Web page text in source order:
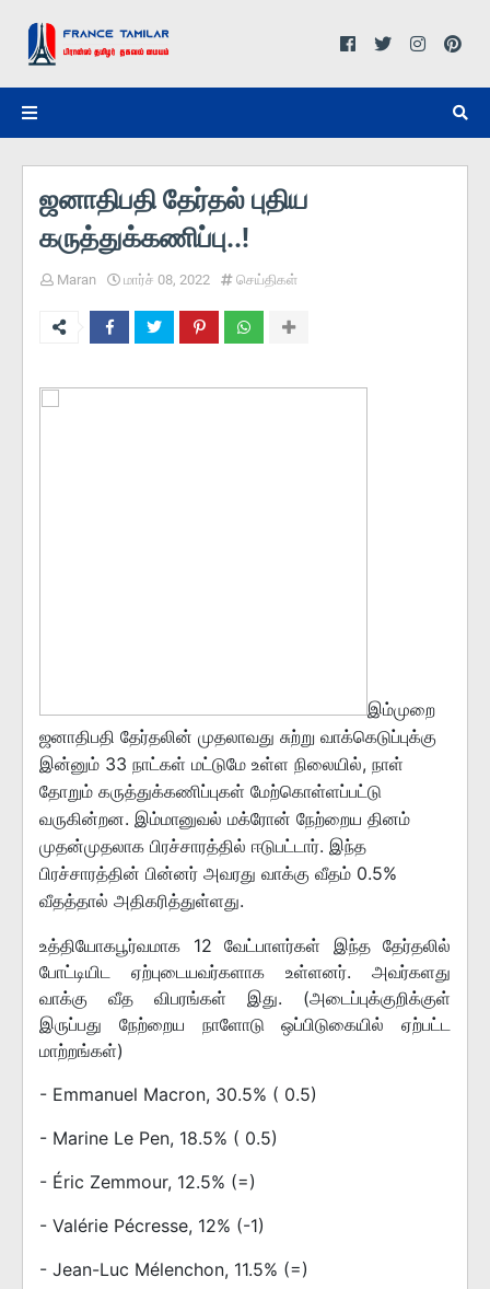
ஜனாதிபதி தேர்தல் புதிய
கருத்துக்கணிப்பு..!
Maran மார்ச் 08, 2022 செய்திகள்
இம்முறை
ஜனாதிபதி தேர்தலின் முதலாவது சுற்று வாக்கெடுப்புக்கு
இன்னும் 33 நாட்கள் மட்டுமே உள்ள நிலையில், நாள்
தோறும் கருத்துக்கணிப்புகள் மேற்கொள்ளப்பட்டு
வருகின்றன. இம்மானுவல் மக்ரோன் நேற்றைய தினம்
முதன்முதலாக பிரச்சாரத்தில் ஈடுபட்டார். இந்த
பிரச்சாரத்தின் பின்னர் அவரது வாக்கு வீதம் 0.5%
வீதத்தால் அதிகரித்துள்ளது.
உத்தியோகபூர்வமாக 12 வேட்பாளர்கள் இந்த தேர்தலில்
போட்டியிட ஏற்புடையவர்களாக உள்ளனர். அவர்களது
வாக்கு வீத விபரங்கள் இது. (அடைப்புக்குறிக்குள்
இருப்பது நேற்றைய நாளோடு ஒப்பிடுகையில் ஏற்பட்ட
மாற்றங்கள்)
- Emmanuel Macron, 30.5% ( 0.5)
- Marine Le Pen, 18.5% ( 0.5)
- Éric Zemmour, 12.5% (=)
- Valérie Pécresse, 12% (-1)
- Jean-Luc Mélenchon, 11.5% (=)